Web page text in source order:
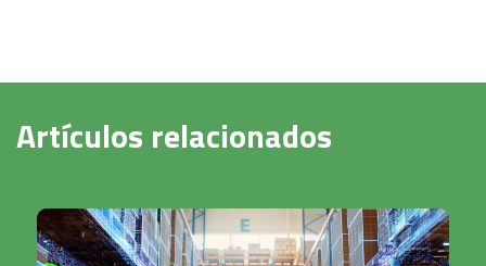
Artículos relacionados